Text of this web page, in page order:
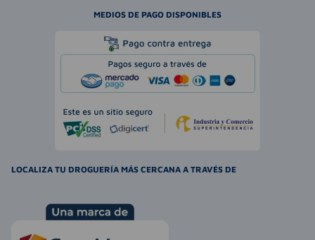
MEDIOS DE PAGO DISPONIBLES
LOCALIZA TU DROGUERÍA MÁS CERCANA A TRAVÉS DE